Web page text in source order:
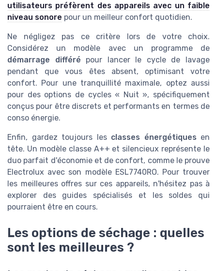
utilisateurs préfèrent des appareils avec un faible
niveau sonore pour un meilleur confort quotidien.
Ne négligez pas ce critère lors de votre choix.
Considérez un modèle avec un programme de
démarrage différé pour lancer le cycle de lavage
pendant que vous êtes absent, optimisant votre
confort. Pour une tranquillité maximale, optez aussi
pour des options de cycles « Nuit », spécifiquement
conçus pour être discrets et performants en termes de
conso énergie.
Enfin, gardez toujours les classes énergétiques en
tête. Un modèle classe A++ et silencieux représente le
duo parfait d'économie et de confort, comme le prouve
Electrolux avec son modèle ESL7740RO. Pour trouver
les meilleures offres sur ces appareils, n'hésitez pas à
explorer des guides spécialisés et les soldes qui
pourraient être en cours.
Les options de séchage : quelles
sont les meilleures ?